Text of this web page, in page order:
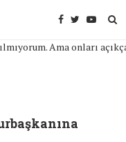
Ama onları açıkça